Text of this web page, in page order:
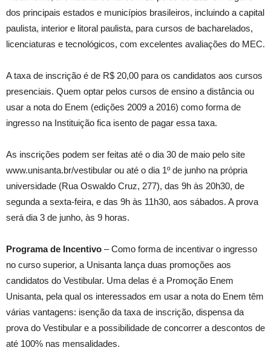
dos principais estados e municípios brasileiros, incluindo a capital
paulista, interior e litoral paulista, para cursos de bacharelados,
licenciaturas e tecnológicos, com excelentes avaliações do MEC.
A taxa de inscrição é de R$ 20,00 para os candidatos aos cursos
presenciais. Quem optar pelos cursos de ensino a distância ou
usar a nota do Enem (edições 2009 a 2016) como forma de
ingresso na Instituição fica isento de pagar essa taxa.
As inscrições podem ser feitas até o dia 30 de maio pelo site
www.unisanta.br/vestibular ou até o dia 1º de junho na própria
universidade (Rua Oswaldo Cruz, 277), das 9h às 20h30, de
segunda a sexta-feira, e das 9h às 11h30, aos sábados. A prova
será dia 3 de junho, às 9 horas.
Programa de Incentivo – Como forma de incentivar o ingresso
no curso superior, a Unisanta lança duas promoções aos
candidatos do Vestibular. Uma delas é a Promoção Enem
Unisanta, pela qual os interessados em usar a nota do Enem têm
várias vantagens: isenção da taxa de inscrição, dispensa da
prova do Vestibular e a possibilidade de concorrer a descontos de
até 100% nas mensalidades.